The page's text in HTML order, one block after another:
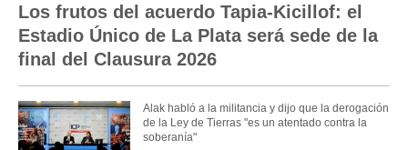
Los frutos del acuerdo Tapia-Kicillof: el
Estadio Único de La Plata será sede de la
final del Clausura 2026
Alak habló a la militancia y dijo que la derogación
de la Ley de Tierras "es un atentado contra la
soberanía"